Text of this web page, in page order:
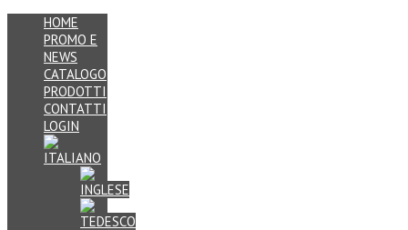
HOME
PROMO E
NEWS
CATALOGO
PRODOTTI
CONTATTI
LOGIN